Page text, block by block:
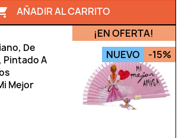
AÑADIR AL CARRITO
De
Pintado A
Mejor
¡EN OFERTA!
-15%
NUEVO